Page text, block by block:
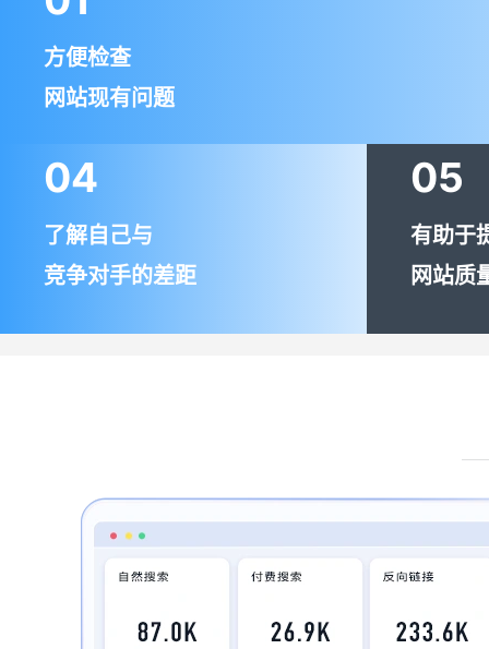
方便检查
网站现有问题
04
了解自己与
竞争对手的差距
05
有助于
网站质